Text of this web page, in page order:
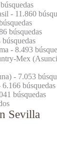
- 11.860
búsquedas
- 8.493
Mex
- 7.053
búsquedas
búsquedas
Sevilla